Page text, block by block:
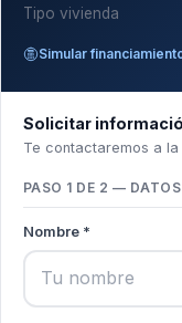
Tipo vivienda
Simular
Solicitar
Te contactaremos a
PASO 1 DE 2 —
Nombre *